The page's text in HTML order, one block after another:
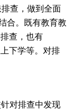
查，做到全面
合。既有教育教
查，也有
下学等。对排
对排查中发现